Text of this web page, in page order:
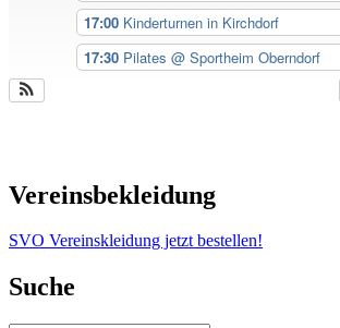
17:00 Kinderturnen in Kirchdorf
17:30 Pilates @ Sportheim Oberndorf
Vereinsbekleidung
SVO Vereinskleidung jetzt bestellen!
Suche